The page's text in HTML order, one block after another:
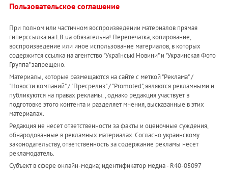
Пользовательское соглашение
При полном или частичном воспроизведении материалов прямая
гиперссылка на LB.ua обязательна! Перепечатка, копирование,
воспроизведение или иное использование материалов, в которых
содержится ссылка на агентство "Українськi Новини" и "Украинская Фото
Группа" запрещено.
Материалы, которые размещаются на сайте с меткой "Реклама" /
"Новости компаний" / "Пресрелиз" / "Promoted", являются рекламными и
публикуются на правах рекламы. , однако редакция участвует в
подготовке этого контента и разделяет мнения, высказанные в этих
материалах.
Редакция не несет ответственности за факты и оценочные суждения,
обнародованные в рекламных материалах. Согласно украинскому
законодательству, ответственность за содержание рекламы несет
рекламодатель.
Субъект в сфере онлайн-медиа; идентификатор медиа - R40-05097